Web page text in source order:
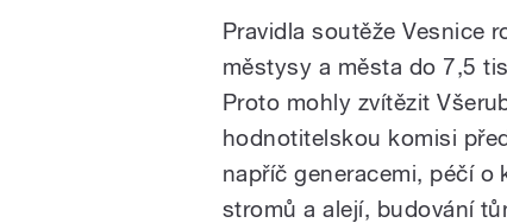
Pravidla soutěže Vesnice
městysy a města do 7,5
Proto mohly zvítězit
hodnotitelskou komisi
napříč generacemi, péčí o
stromů a alejí, budování